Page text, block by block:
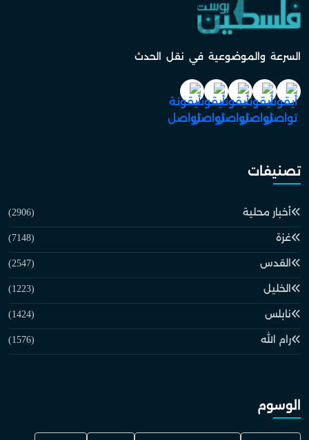
السرعة والموضوعية في نقل الحدث
تصنيفات
أخبار محلية (2906)
غزة (7148)
القدس (2547)
الخليل (1223)
نابلس (1424)
رام الله (1576)
الوسوم